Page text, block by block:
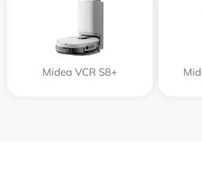
Midea VCR S8+